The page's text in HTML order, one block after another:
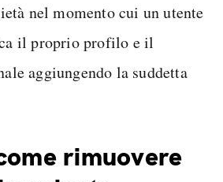
nel momento cui un utente
il proprio profilo e il
aggiungendo la suddetta
rimuovere